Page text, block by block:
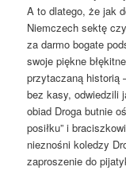
A to dlatego, że jak
Niemczech sektę
za darmo bogate
swoje piękne
przytaczaną historią
bez kasy, odwiedzili
obiad Droga butnie
posiłku” i
nieznośni koledzy
zaproszenie do